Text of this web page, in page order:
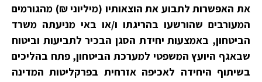
את האפשרות לתבוע את הוצאותיו (מיליוני ₪) מהגורמים
המעורבים שהורשעו בהריגתו ו/או באי מניעתה משרד
הביטחון, באמצעות יחידת הסגן הבכיר לתביעות וביטוח
שבאגף היועץ המשפטי למערכת הביטחון, פתח בהליכים
בשיתוף היחידה לאכיפה אזרחית בפרקליטות המדינה